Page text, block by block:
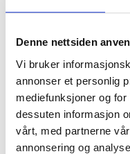
Denne nettsiden
Vi bruker
annonser et personlig
mediefunksjoner og
dessuten informasjon
vårt, med partnerne
annonsering og
på jobb